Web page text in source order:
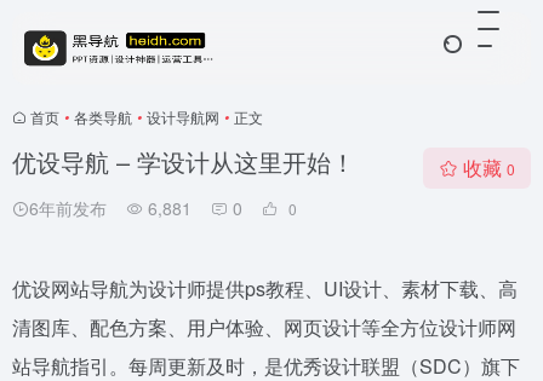
首页 • 各类导航 • 设计导航网 • 正文
优设导航 – 学设计从这里开始！
6年前发布 6,881 0 0
收藏 0
优设网站导航为设计师提供ps教程、UI设计、素材下载、高
清图库、配色方案、用户体验、网页设计等全方位设计师网
站导航指引。每周更新及时，是优秀设计联盟（SDC）旗下